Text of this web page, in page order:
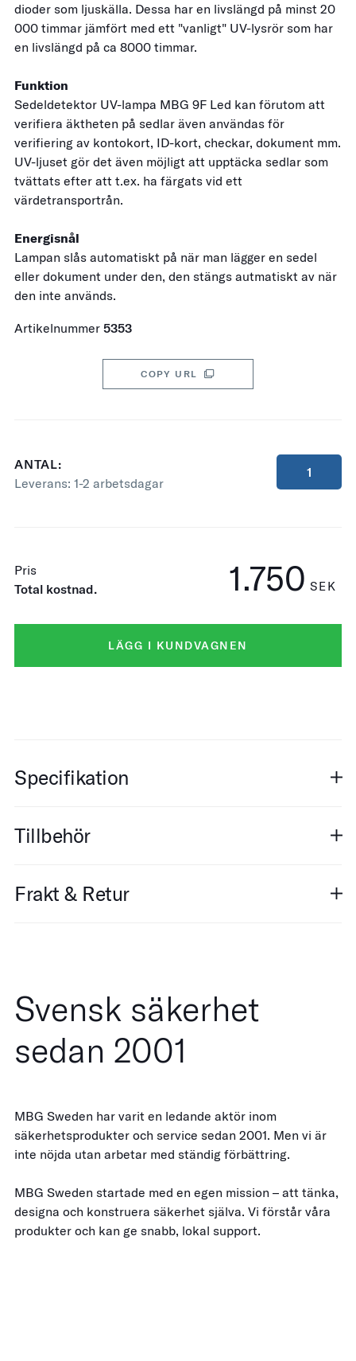
dioder som ljuskälla. Dessa har en livslängd på minst 20
000 timmar jämfört med ett "vanligt" UV-lysrör som har
en livslängd på ca 8000 timmar.
Funktion
Sedeldetektor UV-lampa MBG 9F Led kan förutom att
verifiera äktheten på sedlar även användas för
verifiering av kontokort, ID-kort, checkar, dokument mm.
UV-ljuset gör det även möjligt att upptäcka sedlar som
tvättats efter att t.ex. ha färgats vid ett
värdetransportrån.
Energisnål
Lampan slås automatiskt på när man lägger en sedel
eller dokument under den, den stängs autmatiskt av när
den inte används.
Artikelnummer 5353
COPY URL
ANTAL:
Leverans: 1-2 arbetsdagar
Pris
Total kostnad.
1.750 SEK
LÄGG I KUNDVAGNEN
Specifikation
Tillbehör
Frakt & Retur
Svensk säkerhet
sedan 2001
MBG Sweden har varit en ledande aktör inom
säkerhetsprodukter och service sedan 2001. Men vi är
inte nöjda utan arbetar med ständig förbättring.
MBG Sweden startade med en egen mission – att tänka,
designa och konstruera säkerhet själva. Vi förstår våra
produkter och kan ge snabb, lokal support.